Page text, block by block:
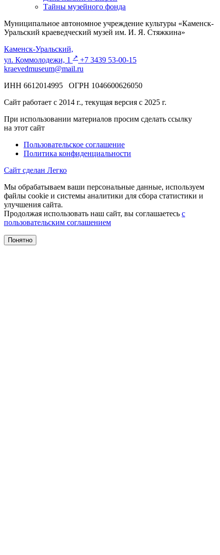
Тайны музейного фонда
Муниципальное автономное учреждение культуры «Каменск-
Уральский краеведческий музей им. И. Я. Стяжкина»
Каменск-Уральский,
ул. Коммолодежи, 1 ↗️ +7 3439 53-00-15
kraevedmuseum@mail.ru
ИНН 6612014995 ОГРН 1046600626050
Сайт работает с 2014 г., текущая версия с 2025 г.
При использовании материалов просим сделать ссылку
на этот сайт
Пользовательское соглашение
Политика конфиденциальности
Сайт сделан Легко
Мы обрабатываем ваши персональные данные, используем
файлы cookie и системы аналитики для сбора статистики и
улучшения сайта.
Продолжая использовать наш сайт, вы соглашаетесь с
пользовательским соглашением
Понятно